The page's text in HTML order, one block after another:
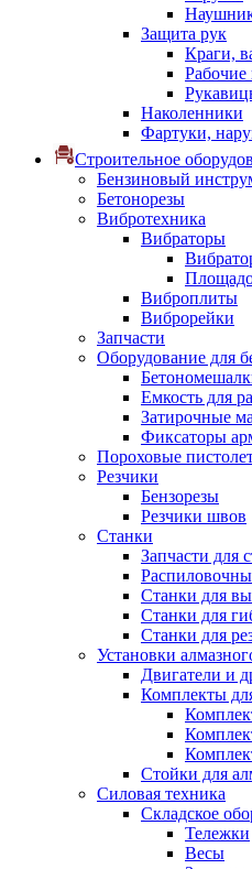
Защита рук
Краги,
Рабочие
Наколенники
Фартуки,
Строительное
Бензиновый
Бетонорезы
Вибротехника
Вибраторы
Виброплиты
Виброрейки
Запчасти
Оборудование для
Емкость для
Затирочные
Фиксаторы
Пороховые
Резчики
Бензорезы
Резчики швов
Станки
Запчасти для
Станки для
Станки для
Станки для
Установки
Двигатели и
Комплекты
Стойки для
Силовая техника
Складское
Тележки
Весы